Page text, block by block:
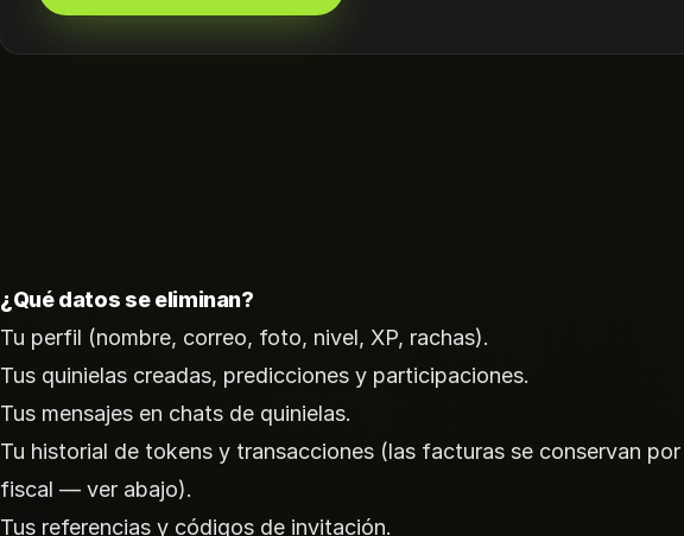
¿Qué datos se eliminan?
Tu perfil (nombre, correo, foto, nivel, XP, rachas).
Tus quinielas creadas, predicciones y participaciones.
Tus mensajes en chats de quinielas.
Tu historial de tokens y transacciones (las facturas se conservan
fiscal — ver abajo).
Tus referencias y códigos de invitación.